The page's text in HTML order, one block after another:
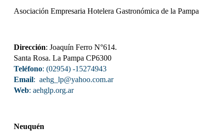
Asociación Empresaria Hotelera Gastronómica de la Pampa
Dirección: Joaquín Ferro N°614.
Santa Rosa. La Pampa CP6300
Teléfono: (02954) -15274943
Email: aehg_lp@yahoo.com.ar
Web: aehglp.org.ar
Neuquén